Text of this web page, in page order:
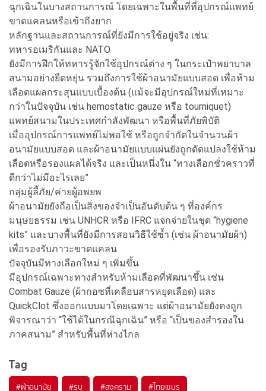
ฉุกเฉินในบางสถานการณ์ โดยเฉพาะในพื้นที่ที่อุปกรณ์แพทย์
ขาดแคลนหรือเข้าถึงยาก
หลักฐานและสถานการณ์ที่ยังมีการใช้อยู่จริง เช่น:
ทหารอเมริกันและ NATO
ยังมีการฝึกให้ทหารรู้จักใช้อุปกรณ์ต่าง ๆ ในกระเป๋าพยาบาล
สนามอย่างยืดหยุ่น รวมถึงการใช้ผ้าอนามัยแบบสอด เพื่อห้าม
เลือดแผลกระสุนแบบเบื้องต้น (แม้จะมีอุปกรณ์ใหม่ที่เหมาะ
กว่าในปัจจุบัน เช่น hemostatic gauze หรือ tourniquet)
แพทย์สนามในประเทศกำลังพัฒนา หรือพื้นที่ภัยพิบัติ
เมื่ออุปกรณ์การแพทย์ไม่พอใช้ หรือถูกจำกัดในจำนวนผ้า
อนามัยแบบสอด และผ้าอนามัยแบบแผ่นยังถูกดัดแปลงใช้ห้าม
เลือดหรือรองแผลได้จริง และเป็นหนึ่งใน “ทางเลือกชั่วคราวที่
ดีกว่าไม่มีอะไรเลย”
กลุ่มผู้ลี้ภัย/ค่ายผู้อพยพ
ผ้าอนามัยยังถือเป็นสิ่งของจำเป็นอันดับต้น ๆ ที่องค์กร
มนุษยธรรม เช่น UNHCR หรือ IFRC แจกจ่ายในชุด “hygiene
kits” และบางพื้นที่ยังมีการสอนวิธีใช้ซ้ำ (เช่น ผ้าอนามัยผ้า)
เพื่อรองรับภาวะขาดแคลน
ปัจจุบันมีทางเลือกใหม่ ๆ เพิ่มขึ้น
มีอุปกรณ์เฉพาะทางสำหรับห้ามเลือดที่พัฒนาขึ้น เช่น
Combat Gauze (ผ้ากอซที่เคลือบสารหยุดเลือด) และ
QuickClot ซึ่งออกแบบมาโดยเฉพาะ แต่ผ้าอนามัยยังคงถูก
พิจารณาว่า “ใช้ได้ในกรณีฉุกเฉิน” หรือ “เป็นของสำรองใน
ภาคสนาม” สำหรับพื้นที่ห่างไกล
Tag
#ผ้าอนามัย #รบ #สงคราม #ไทยเขมร